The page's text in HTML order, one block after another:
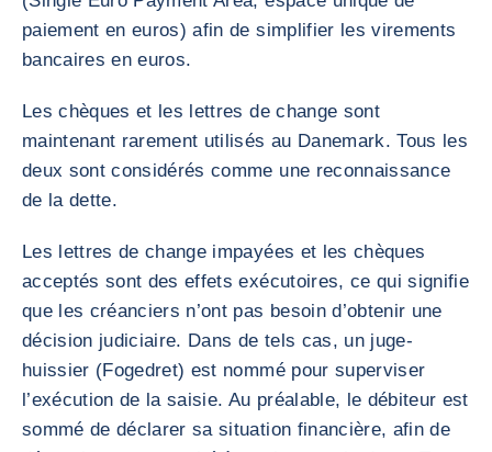
paiement en euros) afin de simplifier les virements
bancaires en euros.
Les chèques et les lettres de change sont
maintenant rarement utilisés au Danemark. Tous les
deux sont considérés comme une reconnaissance
de la dette.
Les lettres de change impayées et les chèques
acceptés sont des effets exécutoires, ce qui signifie
que les créanciers n’ont pas besoin d’obtenir une
décision judiciaire. Dans de tels cas, un juge-
huissier (Fogedret) est nommé pour superviser
l’exécution de la saisie. Au préalable, le débiteur est
sommé de déclarer sa situation financière, afin de